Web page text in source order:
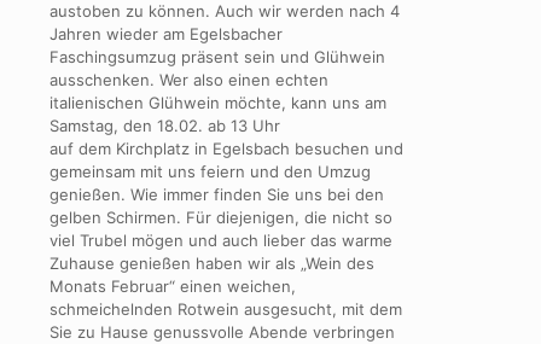
austoben zu können. Auch wir werden nach 4
Jahren wieder am Egelsbacher
Faschingsumzug präsent sein und Glühwein
ausschenken. Wer also einen echten
italienischen Glühwein möchte, kann uns am
Samstag, den 18.02. ab 13 Uhr
auf dem Kirchplatz in Egelsbach besuchen und
gemeinsam mit uns feiern und den Umzug
genießen. Wie immer finden Sie uns bei den
gelben Schirmen. Für diejenigen, die nicht so
viel Trubel mögen und auch lieber das warme
Zuhause genießen haben wir als „Wein des
Monats Februar“ einen weichen,
schmeichelnden Rotwein ausgesucht, mit dem
Sie zu Hause genussvolle Abende verbringen